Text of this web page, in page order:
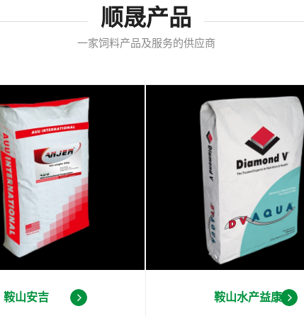
顺晟产品
一家饲料产品及服务的供应商
鞍山安吉 鞍山水产益康